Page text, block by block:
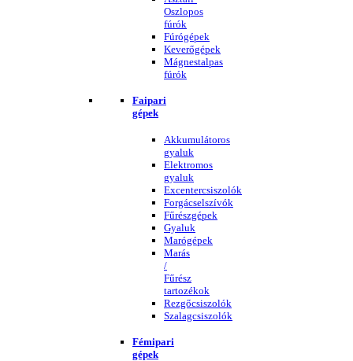
Oszlopos
fúrók
Fúrógépek
Keverőgépek
Mágnestalpas
fúrók
Faipari
gépek
Akkumulátoros
gyaluk
Elektromos
gyaluk
Excentercsiszolók
Forgácselszívók
Fűrészgépek
Gyaluk
Marógépek
Marás
/
Fűrész
tartozékok
Rezgőcsiszolók
Szalagcsiszolók
Fémipari
gépek